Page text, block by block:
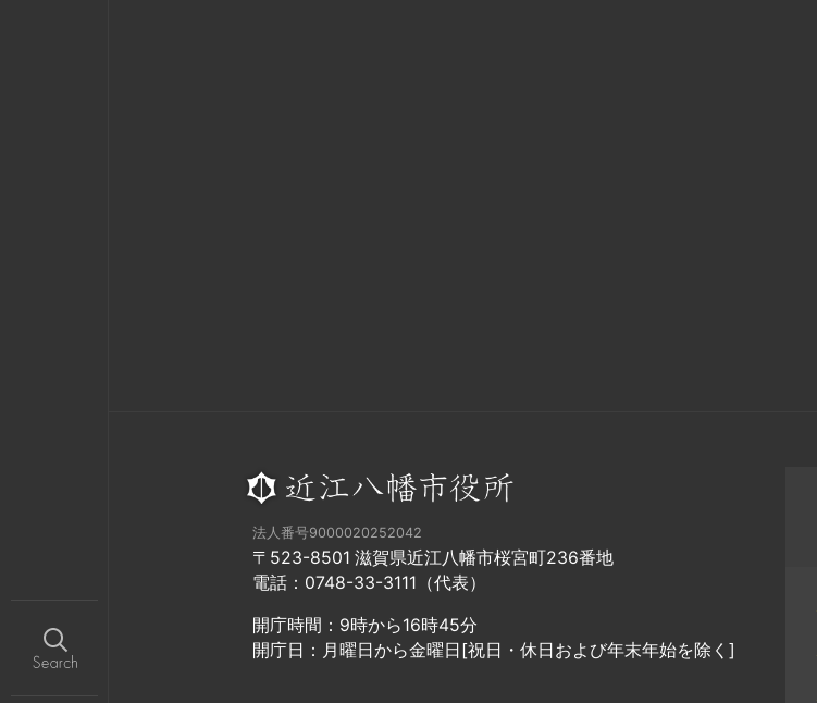
法人番号9000020252042
〒523-8501 滋賀県近江八幡市桜宮町236番地
電話：0748-33-3111（代表）
開庁時間：9時から16時45分
開庁日：月曜日から金曜日[祝日・休日および年末年始を除く]